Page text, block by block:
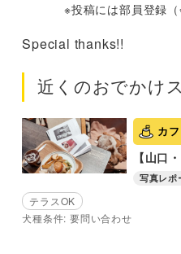
※投稿には部員登録
Special thanks!!
近くのおでかけ
カ
【山口
写真レポ
テラスOK
犬種条件: 要問い合わせ